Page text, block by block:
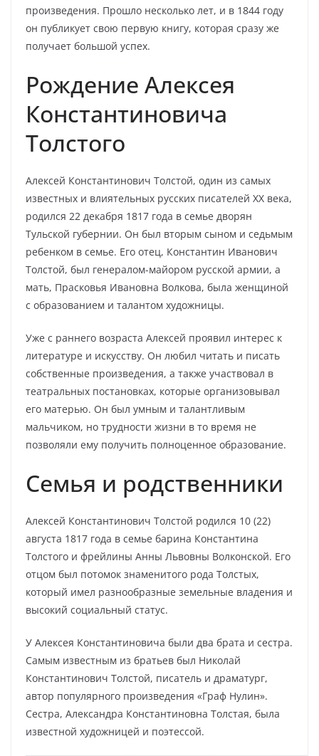
произведения. Прошло несколько лет, и в 1844 году
он публикует свою первую книгу, которая сразу же
получает большой успех.
Рождение Алексея
Константиновича
Толстого
Алексей Константинович Толстой, один из самых
известных и влиятельных русских писателей XX века,
родился 22 декабря 1817 года в семье дворян
Тульской губернии. Он был вторым сыном и седьмым
ребенком в семье. Его отец, Константин Иванович
Толстой, был генералом-майором русской армии, а
мать, Прасковья Ивановна Волкова, была женщиной
с образованием и талантом художницы.
Уже с раннего возраста Алексей проявил интерес к
литературе и искусству. Он любил читать и писать
собственные произведения, а также участвовал в
театральных постановках, которые организовывал
его матерью. Он был умным и талантливым
мальчиком, но трудности жизни в то время не
позволяли ему получить полноценное образование.
Семья и родственники
Алексей Константинович Толстой родился 10 (22)
августа 1817 года в семье барина Константина
Толстого и фрейлины Анны Львовны Волконской. Его
отцом был потомок знаменитого рода Толстых,
который имел разнообразные земельные владения и
высокий социальный статус.
У Алексея Константиновича были два брата и сестра.
Самым известным из братьев был Николай
Константинович Толстой, писатель и драматург,
автор популярного произведения «Граф Нулин».
Сестра, Александра Константиновна Толстая, была
известной художницей и поэтессой.